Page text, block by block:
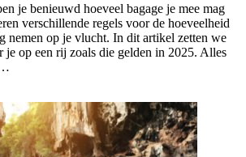
je benieuwd hoeveel bagage je mee mag
verschillende regels voor de hoeveelheid
nemen op je vlucht. In dit artikel zetten we
je op een rij zoals die gelden in 2025. Alles